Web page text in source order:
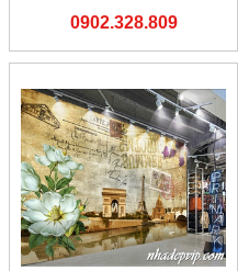
0902.328.809